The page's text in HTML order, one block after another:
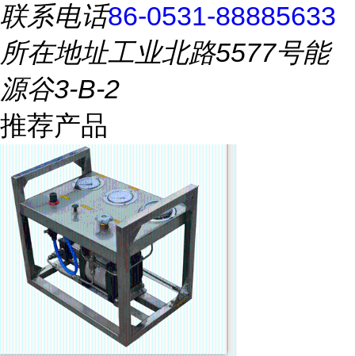
联系电话86-0531-88885633
所在地址工业北路5577号能
源谷3-B-2
推荐产品